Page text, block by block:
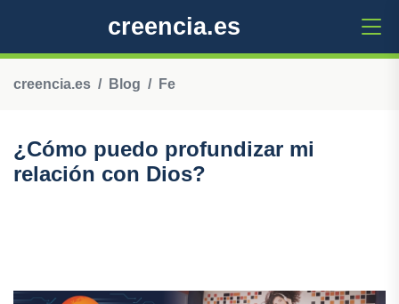
creencia.es
creencia.es Blog Fe
¿Cómo puedo profundizar mi
relación con Dios?